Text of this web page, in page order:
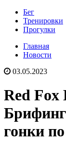
Бег
Тренировки
Прогулки
Главная
Новости
03.05.2023
Red Fox
гонки